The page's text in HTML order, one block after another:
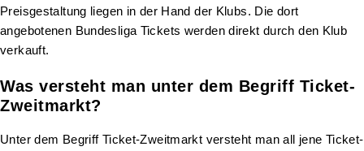
Preisgestaltung liegen in der Hand der Klubs. Die dort
angebotenen Bundesliga Tickets werden direkt durch den Klub
verkauft.
Was versteht man unter dem Begriff Ticket-
Zweitmarkt?
Unter dem Begriff Ticket-Zweitmarkt versteht man all jene Ticket-